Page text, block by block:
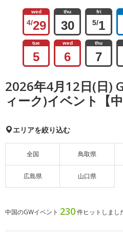
wed
4/29
thu
30
fri
5/1
tue
5
wed
6
thu
7
2026年4月12日(日)
ィーク)イベント【中
エリアを絞り込む
全国 鳥取県
広島県 山口県
中国のGWイベント 230件ヒットしまし